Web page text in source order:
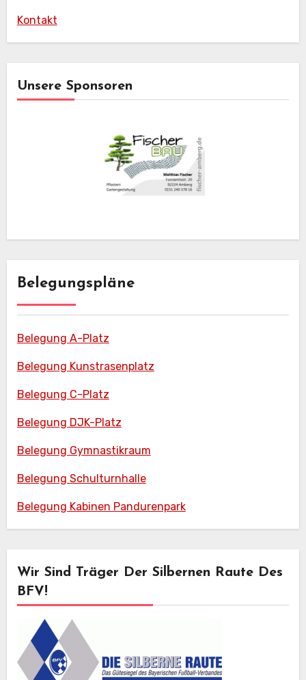
Kontakt
Unsere Sponsoren
Belegungspläne
Belegung A-Platz
Belegung Kunstrasenplatz
Belegung C-Platz
Belegung DJK-Platz
Belegung Gymnastikraum
Belegung Schulturnhalle
Belegung Kabinen Pandurenpark
Wir Sind Träger Der Silbernen Raute Des
BFV!